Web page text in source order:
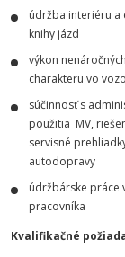
údržba interiéru a
knihy jázd
výkon
charakteru vo
súčinnosť s
použitia MV,
servisné
autodopravy
údržbárske práce
pracovníka
Kvalifikačné